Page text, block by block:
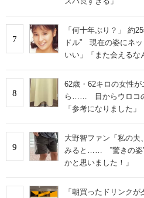
7
「何十年ぶり？」 約
ドル” 現在の姿にネ
いい」「また会えるな
8
62歳・62キロの女性が
ら…… 目からウロコの
「参考になりました」
9
大野智ファン「私の
みると…… ‟驚きの姿”
かと思いました！」
「朝買ったドリンク